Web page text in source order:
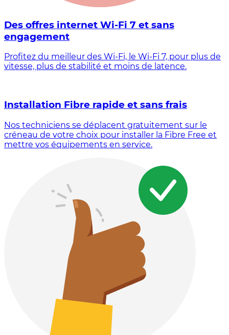
Des offres internet Wi-Fi 7 et sans
engagement
Profitez du meilleur des Wi-Fi, le Wi-Fi 7, pour plus de
vitesse, plus de stabilité et moins de latence.
Installation Fibre rapide et sans frais
Nos techniciens se déplacent gratuitement sur le
créneau de votre choix pour installer la Fibre Free et
mettre vos équipements en service.